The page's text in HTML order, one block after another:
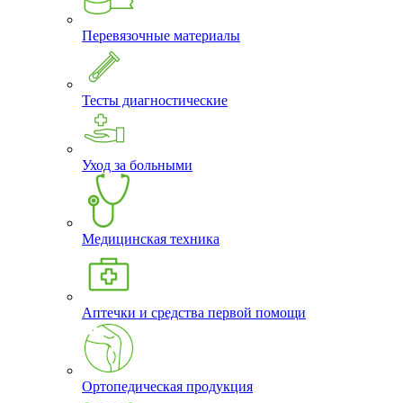
Перевязочные материалы
Тесты диагностические
Уход за больными
Медицинская техника
Аптечки и средства первой помощи
Ортопедическая продукция